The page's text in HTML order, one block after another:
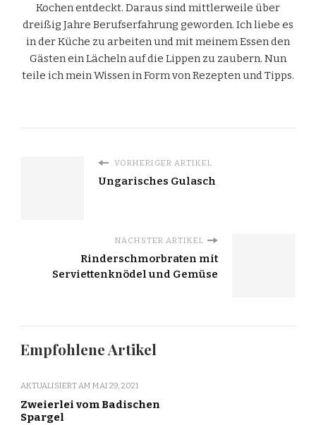
Kochen entdeckt. Daraus sind mittlerweile über
dreißig Jahre Berufserfahrung geworden. Ich liebe es
in der Küche zu arbeiten und mit meinem Essen den
Gästen ein Lächeln auf die Lippen zu zaubern. Nun
teile ich mein Wissen in Form von Rezepten und Tipps.
VORHERIGER ARTIKEL
Ungarisches Gulasch
NÄCHSTER ARTIKEL
Rinderschmorbraten mit
Serviettenknödel und Gemüse
Empfohlene Artikel
AKTUALISIERT AM MAI 29, 2021
Zweierlei vom Badischen
Spargel